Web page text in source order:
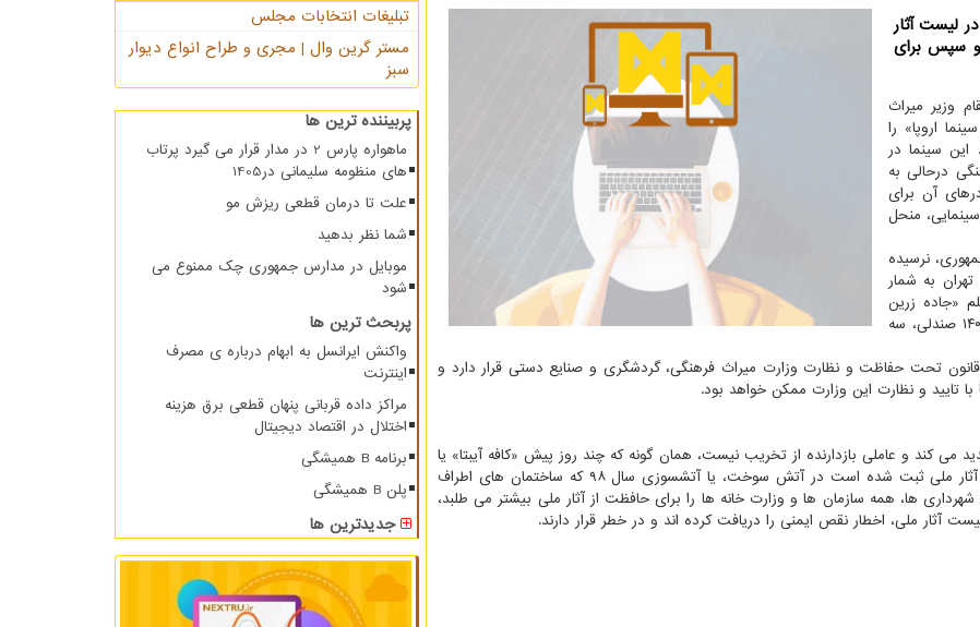
لیست آثار
۱۳۹۰ آتش گرفت و سپس برای
وزیر میراث
اروپا» را
این سینما در
درحالی به
درهای آن برای
سینمایی، منحل
نرسیده
به شمار
نمایش فیلم «جاده زرین
سمرقند ـ تهران» راه اندازی شد. اروپا در آن دوره دارای ۱۴۰۰ صندلی، سه
تحت حفاظت و نظارت وزارت میراث فرهنگی، گردشگری و صنایع دستی قرار دارد و
تایید و نظارت این وزارت ممکن خواهد بود.
می کند و عاملی بازدارنده از تخریب نیست، همان گونه که چند روز پیش «کافه آیبتا» یا
ساختمان غریب در خیابان لاله زار به رغم آن که در لیست آثار ملی ثبت شده است در آتش سوخت، یا آتشسوزی سال ۹۸ که ساختمان های اطراف
ها، همه سازمان ها و وزارت خانه ها را برای حافظت از آثار ملی بیشتر می طلبد،
ملی، اخطار نقص ایمنی را دریافت کرده اند و در خطر قرار دارند.
تبلیغات انتخابات مجلس
مستر گرین وال | مجری و طراح انواع دیوار
سبز
پربیننده ترین ها
ماهواره پارس 2 در مدار قرار می گیرد پرتاب
های منظومه سلیمانی در1405
علت تا درمان قطعی ریزش مو
شما نظر بدهید
موبایل در مدارس جمهوری چک ممنوع می
شود
پربحث ترین ها
واکنش ایرانسل به ابهام درباره ی مصرف
اینترنت
مراکز داده قربانی پنهان قطعی برق هزینه
اختلال در اقتصاد دیجیتال
برنامه B همیشگی
پلن B همیشگی
جدیدترین ها